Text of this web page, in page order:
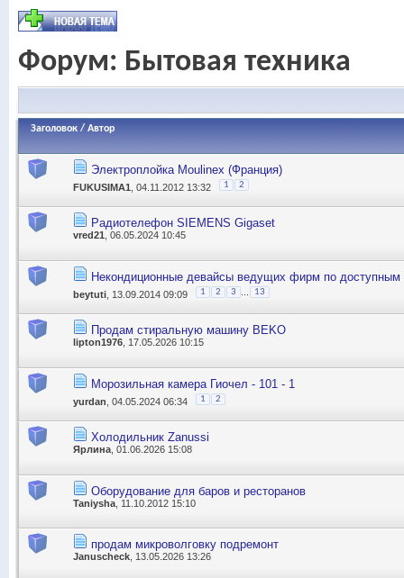
Форум: Бытовая техника
Заголовок / Автор
Электроплойка Moulinex (Франция)
FUKUSIMA1 , 04.11.2012 13:32 1 2
Радиотелефон SIEMENS Gigaset
vred21, 06.05.2024 10:45
Некондиционные девайсы ведущих фирм по доступным
beytuti , 13.09.2014 09:09 1 2 3 13
Продам стиральную машину BEKO
lipton1976, 17.05.2026 10:15
Морозильная камера Гиочел - 101 - 1
yurdan , 04.05.2024 06:34 1 2
Холодильник Zanussi
Ярлина , 01.06.2026 15:08
Оборудование для баров и ресторанов
Taniysha , 11.10.2012 15:10
продам микроволговку подремонт
Januscheck , 13.05.2026 13:26